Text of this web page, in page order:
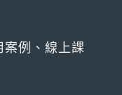
案例、線上課